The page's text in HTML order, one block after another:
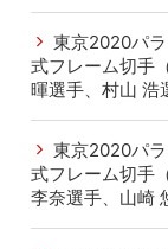
東京2020パ
式フレーム切手
暉選手、村山 浩
東京2020パ
式フレーム切手
李奈選手、山崎